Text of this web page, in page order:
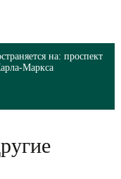
на: проспект
Маркса